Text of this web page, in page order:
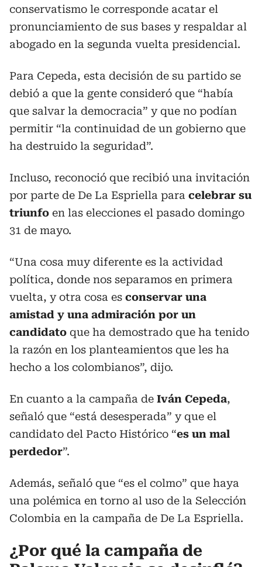
conservatismo le corresponde acatar el
pronunciamiento de sus bases y respaldar al
abogado en la segunda vuelta presidencial.
Para Cepeda, esta decisión de su partido se
debió a que la gente consideró que “había
que salvar la democracia” y que no podían
permitir “la continuidad de un gobierno que
ha destruido la seguridad”.
Incluso, reconoció que recibió una invitación
por parte de De La Espriella para celebrar su
triunfo en las elecciones el pasado domingo
31 de mayo.
“Una cosa muy diferente es la actividad
política, donde nos separamos en primera
vuelta, y otra cosa es conservar una
amistad y una admiración por un
candidato que ha demostrado que ha tenido
la razón en los planteamientos que les ha
hecho a los colombianos”, dijo.
En cuanto a la campaña de Iván Cepeda,
señaló que “está desesperada” y que el
candidato del Pacto Histórico “es un mal
perdedor”.
Además, señaló que “es el colmo” que haya
una polémica en torno al uso de la Selección
Colombia en la campaña de De La Espriella.
¿Por qué la campaña de